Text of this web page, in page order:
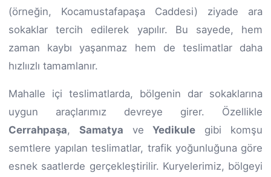
(örneğin, Kocamustafapaşa Caddesi) ziyade ara
sokaklar tercih edilerek yapılır. Bu sayede, hem
zaman kaybı yaşanmaz hem de teslimatlar daha
hızlıızlı tamamlanır.
Mahalle içi teslimatlarda, bölgenin dar sokaklarına
uygun araçlarımız devreye girer. Özellikle
Cerrahpaşa, Samatya veYedikule gibi komşu
semtlere yapılan teslimatlar, trafik yoğunluğuna göre
esnek saatlerde gerçekleştirilir. Kuryelerimiz, bölgeyi